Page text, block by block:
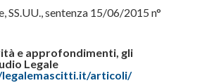
SS.UU., sentenza 15/06/2015 n°
e approfondimenti, gli
Legale
articoli/